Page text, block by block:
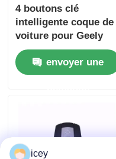
4 boutons clé
intelligente coque de
voiture pour Geely
Atlas Tugella Azkarra
Coolray Couverture
de coque de clé
envoyer une
icey